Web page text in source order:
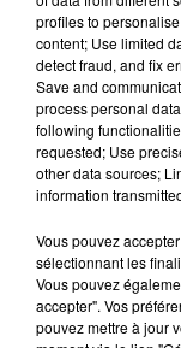
إحصاء قتلاها وسط
عن العاصفة
يحدثنا المحلل
الحماية المدنية
والدّاخلية عملية
profiles to
content; Use limited
detect fraud, and fix
Save and
process personal
following
requested; Use
other data sources;
information
Vous pouvez
sélectionnant les
Vous pouvez
accepter". Vos
pouvez mettre à jour